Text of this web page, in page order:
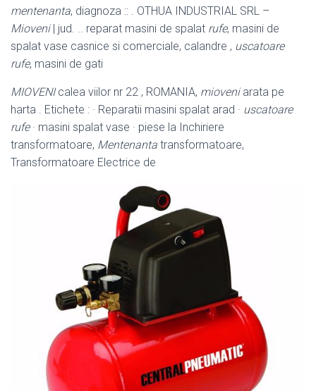
mentenanta, diagnoza :: . OTHUA INDUSTRIAL SRL –
Mioveni| jud. .. reparat masini de spalat rufe, masini de
spalat vase casnice si comerciale, calandre , uscatoare
rufe, masini de gati
MIOVENIcalea viilor nr 22 , ROMANIA, mioveniarata pe
harta . Etichete : · Reparatii masini spalat arad · uscatoare
rufe· masini spalat vase · piese la Inchiriere
transformatoare, Mentenanta transformatoare,
Transformatoare Electrice de